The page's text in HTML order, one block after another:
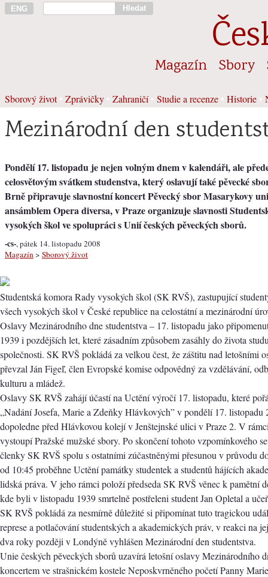
ENG Hledat
Magazín Sbory
Sborový život• Zprávičky Zahraničí• Studie a recenze Historie
Mezinárodní den
Pondělí 17. listopadu je nejen volným dnem v kalendáři, ale
celosvětovým svátkem studenstva, který oslavují také pěvecké
Brně připravuje slavnostní koncert Pěvecký sbor Masarykovy
ansámblem Opera diversa, v Praze organizuje slavnosti
vysokých škol ve spolupráci s Unií českých pěveckých sborů.
-cs-, pátek 14. listopadu 2008
Magazín > Sborový život
Studentská komora Rady vysokých škol (SK RVŠ), zastupující
všech vysokých škol v České republice na celostátní a mezinárodní
Oslavy Mezinárodního dne studentstva – 17. listopadu jako
1939 i pozdějších let, které zásadním způsobem zasáhly do života
společnosti. SK RVŠ pokládá za velkou čest, že záštitu nad letošními
převzal Ján Figeľ, člen Evropské komise odpovědný za vzdělávání,
kulturu a mládež.
Oslavy SK RVŠ zahájí účastí na Uctění výročí 17. listopadu, které
„Nadání Josefa, Marie a Zdeňky Hlávkových” v pondělí 17. listopadu
dopoledne před Hlávkovou kolejí v Jenštejnské ulici v Praze 2. V
vystoupí Pražské mužské sbory. Po skončení tohoto vzpomínkového
členky SK RVŠ spolu s ostatními zúčastněnými přesunou v průvodu
od 10:45 proběhne Uctění památky studentek a studentů hájících
lidská práva. V jeho rámci položí předseda SK RVŠ věnec k pamětní
kde byli v listopadu 1939 smrtelně postřeleni student Jan Opletal a
SK RVŠ pokládá za nesmírně důležité si připomínat tuto tragickou
represe a potlačování studentských a akademických práv, v reakci na
dva roky později v Londýně vyhlášen Mezinárodní den studentstva.
Unie českých pěveckých sborů uzavírá letošní oslavy Mezinárodního
koncertem ve strašnickém kostele Neposkvrněného početí Panny